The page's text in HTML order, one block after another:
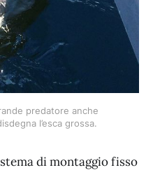
predatore anche
l’esca grossa.
di montaggio fisso